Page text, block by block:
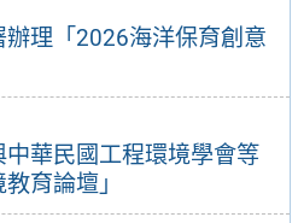
理「2026海洋保育創意
華民國工程環境學會等
育論壇」